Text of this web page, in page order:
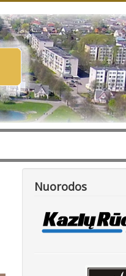
Nuorodos